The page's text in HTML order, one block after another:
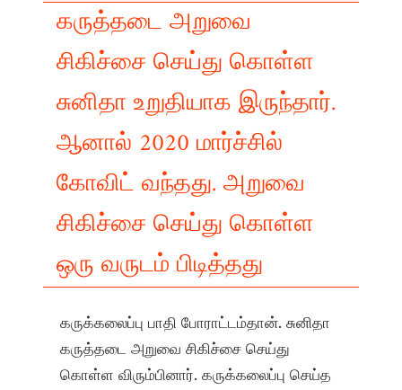
கருத்தடை அறுவை
சிகிச்சை செய்து கொள்ள
சுனிதா உறுதியாக இருந்தார்.
ஆனால் 2020 மார்ச்சில்
கோவிட் வந்தது. அறுவை
சிகிச்சை செய்து கொள்ள
ஒரு வருடம் பிடித்தது
கருக்கலைப்பு பாதி போராட்டம்தான். சுனிதா
கருத்தடை அறுவை சிகிச்சை செய்து
கொள்ள விரும்பினார். கருக்கலைப்பு செய்த